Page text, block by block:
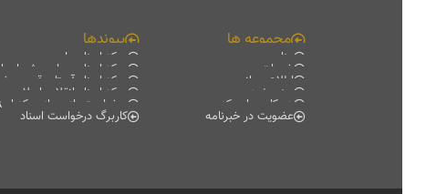
مجموعه ها
منابع
خدمات
اطلاع رسانی
سند پژوهی
همکاری با مرکز
عضویت در خبرنامه
پیوندها
مرکز اسناد ملی
مرکز اسناد مجلس شورای اسلامی
مرکز اسناد آستان قدس رضوی
مرکز اسناد انقلاب اسلامی
درخواست بازدید از مرکز اسناد
کاربرگ درخواست اسناد